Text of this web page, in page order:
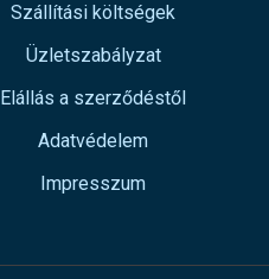
Szállítási költségek
Üzletszabályzat
Elállás a szerződéstől
Adatvédelem
Impresszum